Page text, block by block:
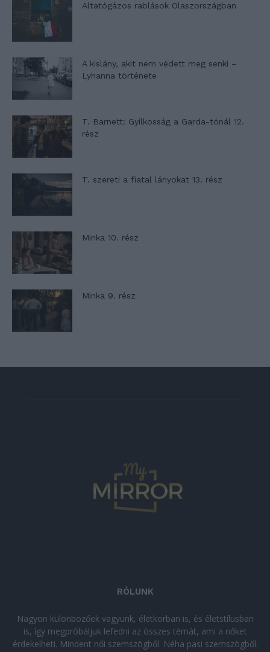
Altatógázos rablások Olaszországban
A kislány, akit nem védett meg senki –
Lyhanna története
T. Barnett: Gyilkosság a Garda-tónál 12.
rész
T. szereti a fiatal lányokat 13. rész
Minka 10. rész
Minka 9. rész
RÓLUNK
Nagyon különbözőek vagyunk, életkorban is, és életstílusban
is, így megpróbáljuk lefedni az összes témát, ami a nőket
érdekelheti. Mindent női szemszögből. Néha pasi szemszögből.